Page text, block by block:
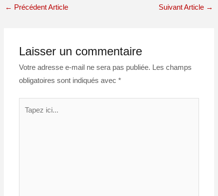
← Précédent Article Suivant Article →
Laisser un commentaire
Votre adresse e-mail ne sera pas publiée. Les champs
obligatoires sont indiqués avec*